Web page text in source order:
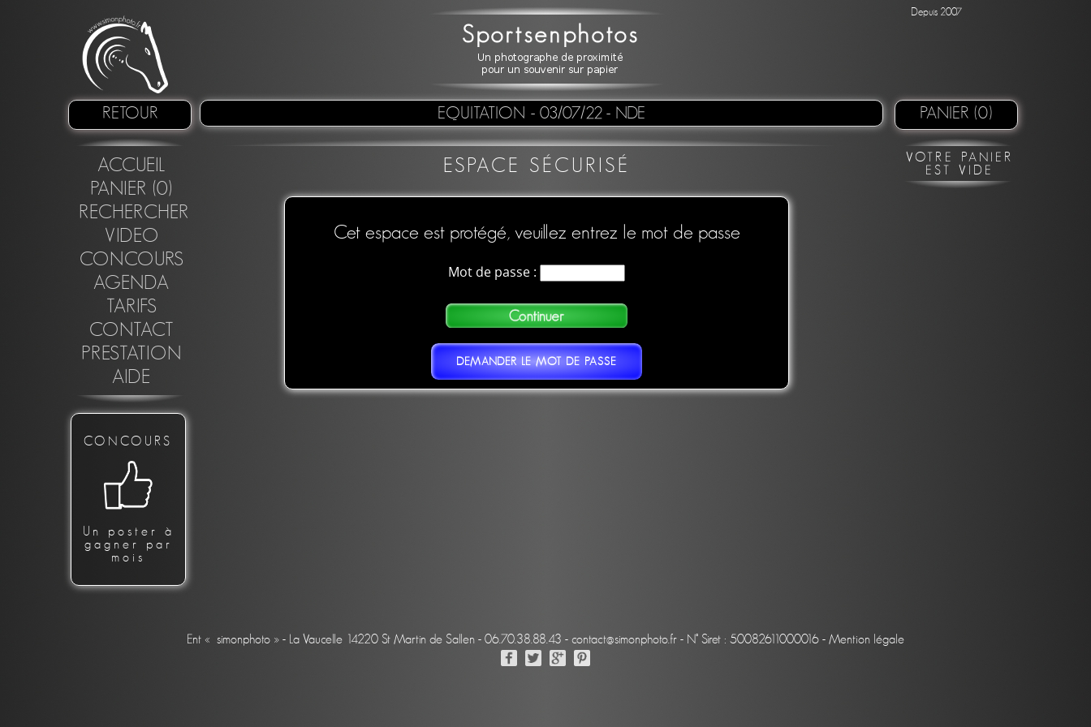
Depuis 2007
RETOUR EQUITATION - 03/07/22 - NDE PANIER (0)
ACCUEIL
PANIER (0)
RECHERCHER
VIDEO
CONCOURS
AGENDA
TARIFS
CONTACT
PRESTATION
AIDE
CONCOURS
Un poster à
gagner par
mois
ESPACE SÉCURISÉ
Cet espace est protégé, veuillez entrez le mot de passe
Mot de passe :
DEMANDER LE MOT DE PASSE
VOTRE PANIER
EST VIDE
Ent « simonphoto » - La Vaucelle 14220 St Martin de Sallen - 06.70.38.88.43 - contact@simonphoto.fr - N° Siret : 50082611000016 - Mention légale